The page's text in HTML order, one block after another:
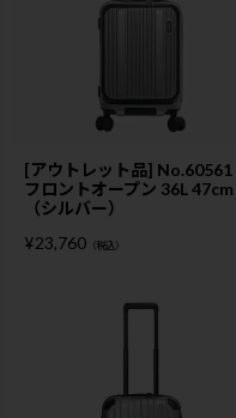
[アウトレット品] No.60561
フロントオープン 36L 47cm
（シルバー）
¥23,760 （税込）